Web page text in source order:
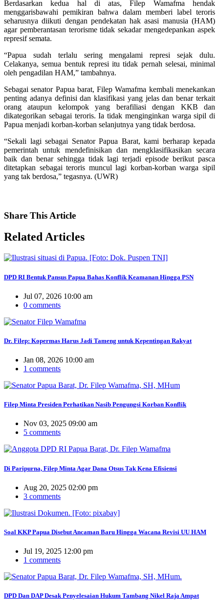
Berdasarkan kedua hal di atas, Filep Wamafma hendak
menggarisbawahi pemikiran bahwa dalam memberi label teroris
seharusnya diikuti dengan pendekatan hak asasi manusia (HAM)
agar pemberantasan terorisme tidak sekadar mengedepankan aspek
represif semata.
“Papua sudah terlalu sering mengalami represi sejak dulu.
Celakanya, semua bentuk represi itu tidak pernah selesai, minimal
oleh pengadilan HAM,” tambahnya.
Sebagai senator Papua barat, Filep Wamafma kembali menekankan
penting adanya definisi dan klasifikasi yang jelas dan benar terkait
orang ataupun kelompok yang berafiliasi dengan KKB dan
dikategorikan sebagai teroris. Ia tidak menginginkan warga sipil di
Papua menjadi korban-korban selanjutnya yang tidak berdosa.
“Sekali lagi sebagai Senator Papua Barat, kami berharap kepada
pemerintah untuk mendefinisikan dan mengklasifikasikan secara
baik dan benar sehingga tidak lagi terjadi episode berikut pasca
ditetapkan sebagai teroris muncul lagi korban-korban warga sipil
yang tak berdosa,” tegasnya. (UWR)
Share This Article
RelatedArticles
DPD RI Bentuk Pansus Papua Bahas Konflik Keamanan Hingga PSN
Jul 07, 2026 10:00 am
0 comments
Dr. Filep: Kopermas Harus Jadi Tameng untuk Kepentingan Rakyat
Jan 08, 2026 10:00 am
1 comments
Filep Minta Presiden Perhatikan Nasib Pengungsi Korban Konflik
Nov 03, 2025 09:00 am
5 comments
Di Paripurna, Filep Minta Agar Dana Otsus Tak Kena Efisiensi
Aug 20, 2025 02:00 pm
3 comments
Soal KKP Papua Disebut Ancaman Baru Hingga Wacana Revisi UU HAM
Jul 19, 2025 12:00 pm
1 comments
DPD Dan DAP Desak Penyelesaian Hukum Tambang Nikel Raja Ampat